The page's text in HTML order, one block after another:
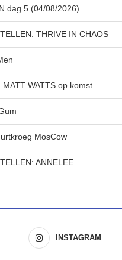
dag 5 (04/08/2026)
THRIVE IN CHAOS
WATTS op komst
MosCow
ANNELEE
INSTAGRAM